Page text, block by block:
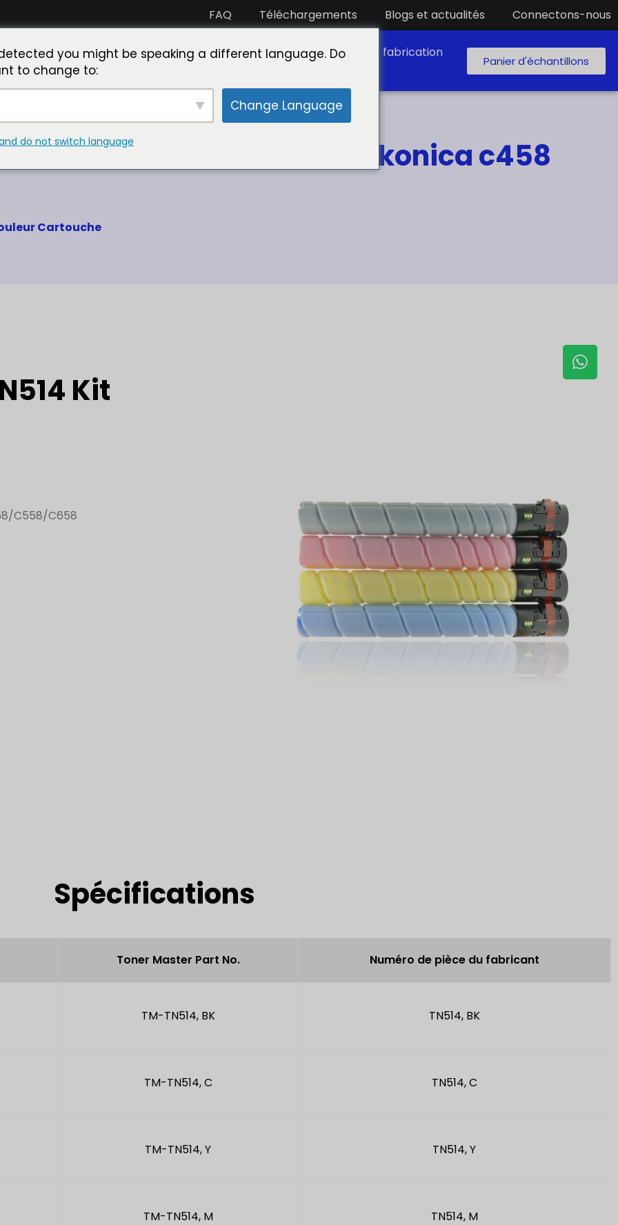
FAQ Téléchargements Blogs et actualités Connectons-nous
avec nous Rencontre avec Toner Master Laboratoire de fabrication
Panier d'échantillons
konica minolta toner konica c458
Cartouche
Kit
C558/C658
Spécifications
Toner Master Part No. Numéro de pièce du fabricant
TM-TN514, BK TN514, BK
TM-TN514, C TN514, C
TM-TN514, Y TN514, Y
TM-TN514, M TN514, M
you might be speaking a different language. Do
to change to:
Change Language
do not switch language